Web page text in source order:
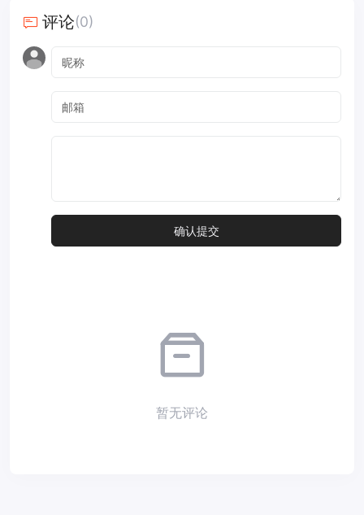
评论(0)
暂无评论